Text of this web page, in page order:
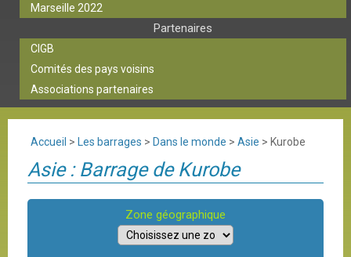
Marseille 2022
Partenaires
CIGB
Comités des pays voisins
Associations partenaires
Accueil > Les barrages > Dans le monde > Asie > Kurobe
Asie : Barrage de Kurobe
Zone géographique